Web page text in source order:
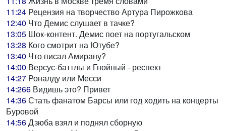
11:24 Рецензия на творчество Артура Пирожкова
12:40 Что Демис слушает в тачке?
13:05 Шок-контент. Демис поет на португальском
13:28 Кого смотрит на Ютубе?
13:40 Что писал Амирану?
14:00 Версус-баттлы и Гнойный - респект
14:27 Роналду или Месси
14:266 Видишь это? Привет
14:36Стать фанатом Барсы или год ходить на концерты
Буровой
14:56Дзюба взял и поднял сборную